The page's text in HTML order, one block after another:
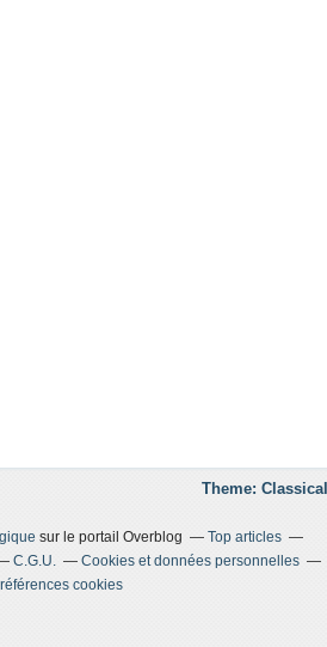
Theme:
sur le portail Overblog
Top articles
C.G.U.
Cookies et données personnelles
cookies